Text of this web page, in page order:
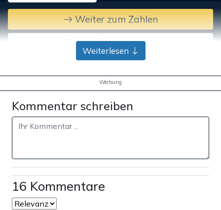
Weiter zum Zahlen
Bank-Überweisung
Weiterlesen
Werbung
Kommentar schreiben
16 Kommentare